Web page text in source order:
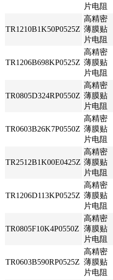
片电阻
TR1210B1K50P0525Z
高精密
薄膜贴
片电阻
TR1206B698KP0525Z
高精密
薄膜贴
片电阻
TR0805D324RP0550Z
高精密
薄膜贴
片电阻
TR0603B26K7P0550Z
高精密
薄膜贴
片电阻
TR2512B1K00E0425Z
高精密
薄膜贴
片电阻
TR1206D113KP0525Z
高精密
薄膜贴
片电阻
TR0805F10K4P0550Z
高精密
薄膜贴
片电阻
TR0603B590RP0525Z
高精密
薄膜贴
片电阻